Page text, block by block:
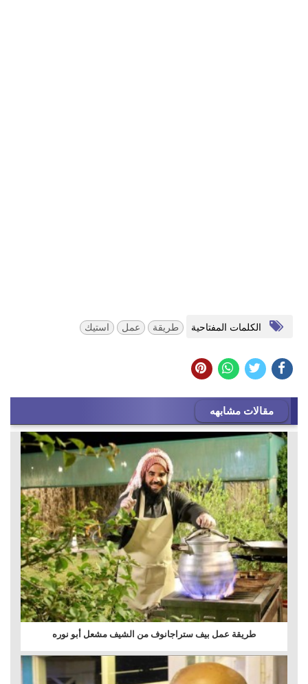
الكلمات المفتاحية طريقة عمل استيك
مقالات مشابهه
طريقة عمل بيف ستراجانوف من الشيف مشعل أبو نوره